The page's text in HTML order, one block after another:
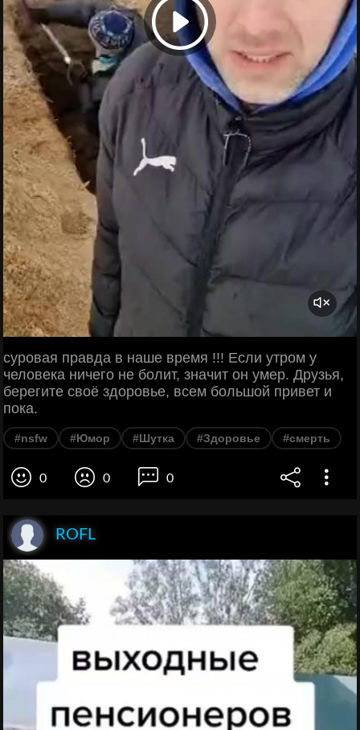
суровая правда в наше время !!! Если утром у
человека ничего не болит, значит он умер. Друзья,
берегите своё здоровье, всем большой привет и
пока.
#nsfw #Юмор #Шутка #Здоровье #смерть
0 0 0
ROFL